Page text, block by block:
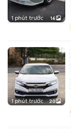
1 phút trước 16
1 phút trước 20